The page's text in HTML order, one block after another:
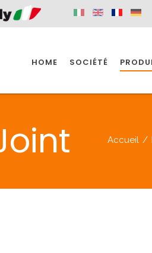
HOME SOCIÉTÉ
SPAZIO BAIN SPAZIO
Accueil /